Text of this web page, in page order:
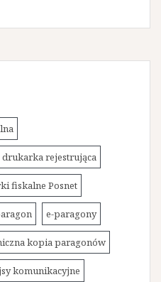
drukarka rejestrująca
fiskalne Posnet
e-paragony
kopia paragonów
komunikacyjne